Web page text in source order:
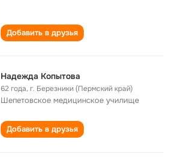
Добавить в друзья
Надежда Копытова
62 года,г. Березники (Пермский край)
Шепетовское медицинское училище
Добавить в друзья